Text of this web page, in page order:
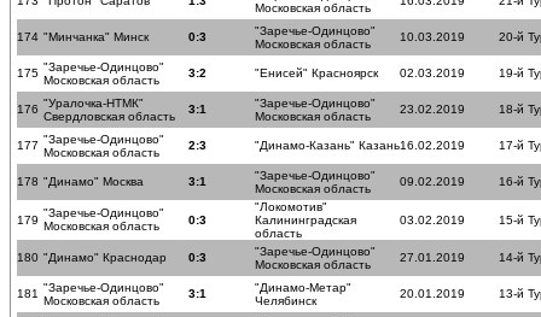
Московская область
174 "Минчанка" Минск 0:3
"Заречье-Одинцово"
Московская область
10.03.2019 20-й
175 "Заречье-Одинцово"
Московская область
3:2 "Енисей" Красноярск 02.03.2019 19-й
176 "Уралочка-НТМК"
Свердловская область
3:1
"Заречье-Одинцово"
Московская область
23.02.2019 18-й
177 "Заречье-Одинцово"
Московская область
2:3 "Динамо-Казань" Казань16.02.2019 17-й
178 "Динамо" Москва 3:1
"Заречье-Одинцово"
Московская область
09.02.2019 16-й
179
"Заречье-Одинцово"
Московская область
0:3
"Локомотив"
Калининградская
область
03.02.2019 15-й
180 "Динамо" Краснодар 0:3
"Заречье-Одинцово"
Московская область
27.01.2019 14-й
181 "Заречье-Одинцово"
Московская область
3:1
"Динамо-Метар"
Челябинск
20.01.2019 13-й